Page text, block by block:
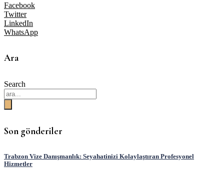
Facebook
Twitter
LinkedIn
WhatsApp
Ara
Search
Son gönderiler
Trabzon Vize Danışmanlık: Seyahatinizi Kolaylaştıran Profesyonel
Hizmetler